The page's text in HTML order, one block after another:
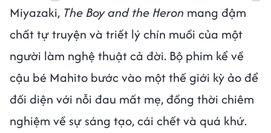
Miyazaki, The Boy and the Heron mang đậm
chất tự truyện và triết lý chín muồi của một
người làm nghệ thuật cả đời. Bộ phim kể về
cậu bé Mahito bước vào một thế giới kỳ ảo để
đối diện với nỗi đau mất mẹ, đồng thời chiêm
nghiệm về sự sáng tạo, cái chết và quá khứ.